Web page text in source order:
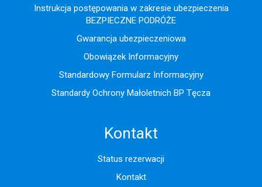
Instrukcja postępowania w zakresie ubezpieczenia
BEZPIECZNE PODRÓŻE
Gwarancja ubezpieczeniowa
Obowiązek Informacyjny
Standardowy Formularz Informacyjny
Standardy Ochrony Małoletnich BP Tęcza
Kontakt
Status rezerwacji
Kontakt